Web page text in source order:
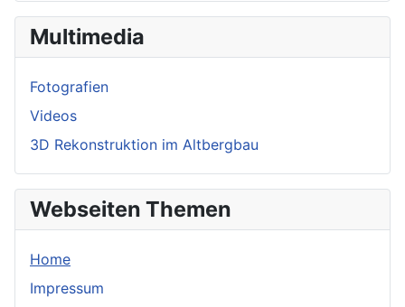
Multimedia
Fotografien
Videos
3D Rekonstruktion im Altbergbau
Webseiten Themen
Home
Impressum